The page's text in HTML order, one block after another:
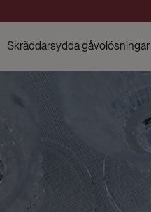
Skräddarsydda gåvolösningar